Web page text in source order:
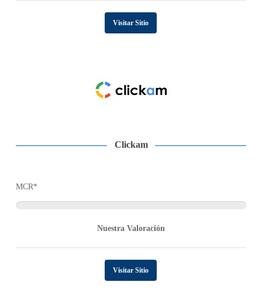
Visitar Sitio
Clickam
MCR*
Nuestra Valoración
Visitar Sitio